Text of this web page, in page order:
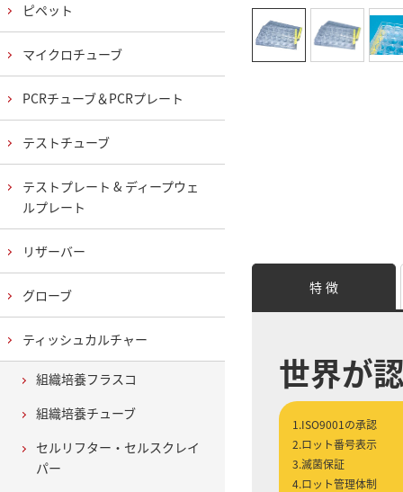
特 徴
世界が
1.ISO9001の承認
2.ロット番号表示
3.滅菌保証
4.ロット管理体制
ピペット
マイクロチューブ
PCRチューブ＆PCRプレート
テストチューブ
テストプレート & ディープウェ
ルプレート
リザーバー
グローブ
ティッシュカルチャー
組織培養フラスコ
組織培養チューブ
セルリフター・セルスクレイ
パー